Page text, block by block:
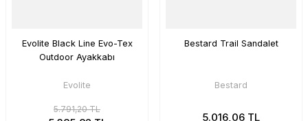
Evolite Black Line Evo-Tex
Outdoor Ayakkabı
Evolite
5.791,20 TL
Bestard Trail Sandalet
Bestard
5.016,06 TL